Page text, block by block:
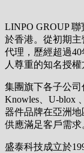
LINPO GROUP
於香港。從初期
代理，歷經超過
人尊重的知名授權
集團旗下各子公司
Knowles、U-blox
器件品牌在亞洲
供應滿足客戶需求
盛泰科技成立於